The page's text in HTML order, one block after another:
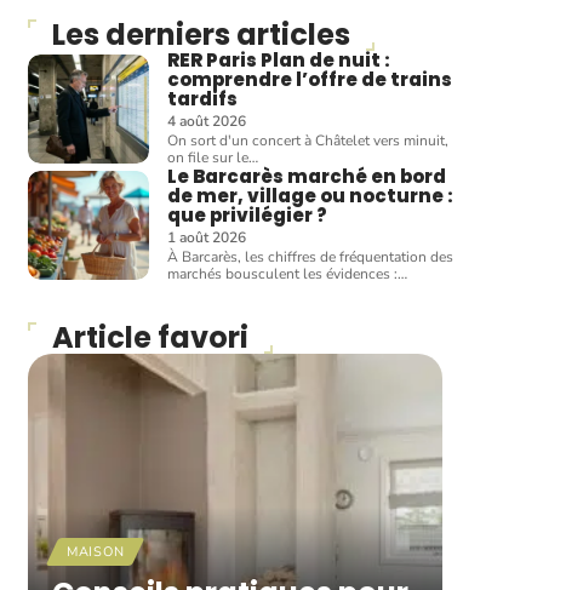
Les derniers articles
RER Paris Plan de nuit :
comprendre l’offre de trains
tardifs
4 août 2026
On sort d'un concert à Châtelet vers minuit,
on file sur le…
Le Barcarès marché en bord
de mer, village ou nocturne :
que privilégier ?
1 août 2026
À Barcarès, les chiffres de fréquentation des
marchés bousculent les évidences :…
Article favori
MAISON